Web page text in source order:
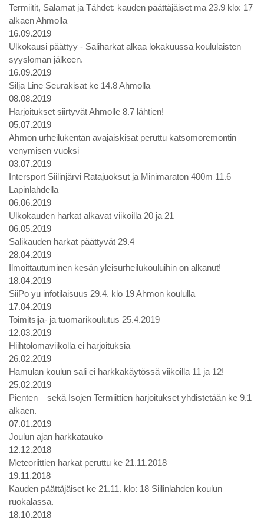
Termiitit, Salamat ja Tähdet: kauden päättäjäiset ma 23.9 klo: 17
alkaen Ahmolla
16.09.2019
Ulkokausi päättyy - Saliharkat alkaa lokakuussa koululaisten
syysloman jälkeen.
16.09.2019
Silja Line Seurakisat ke 14.8 Ahmolla
08.08.2019
Harjoitukset siirtyvät Ahmolle 8.7 lähtien!
05.07.2019
Ahmon urheilukentän avajaiskisat peruttu katsomoremontin
venymisen vuoksi
03.07.2019
Intersport Siilinjärvi Ratajuoksut ja Minimaraton 400m 11.6
Lapinlahdella
06.06.2019
Ulkokauden harkat alkavat viikoilla 20 ja 21
06.05.2019
Salikauden harkat päättyvät 29.4
28.04.2019
Ilmoittautuminen kesän yleisurheilukouluihin on alkanut!
18.04.2019
SiiPo yu infotilaisuus 29.4. klo 19 Ahmon koululla
17.04.2019
Toimitsija- ja tuomarikoulutus 25.4.2019
12.03.2019
Hiihtolomaviikolla ei harjoituksia
26.02.2019
Hamulan koulun sali ei harkkakäytössä viikoilla 11 ja 12!
25.02.2019
Pienten – sekä Isojen Termiittien harjoitukset yhdistetään ke 9.1
alkaen.
07.01.2019
Joulun ajan harkkatauko
12.12.2018
Meteoriittien harkat peruttu ke 21.11.2018
19.11.2018
Kauden päättäjäiset ke 21.11. klo: 18 Siilinlahden koulun
ruokalassa.
18.10.2018